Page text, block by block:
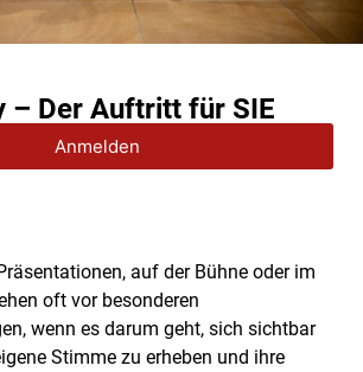
– Der Auftritt für SIE​
Anmelden
auf der Bühne oder im
oft vor besonderen
wenn es darum geht, sich sichtbar
Stimme zu erheben und ihre